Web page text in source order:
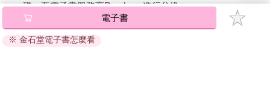
碼』至電子書服務商Readmoo進行兌換。
退換貨須知：
因版權保護，您在金石堂所購買的電子書僅能以金石堂專屬
電子書
※ 金石堂電子書怎麼看